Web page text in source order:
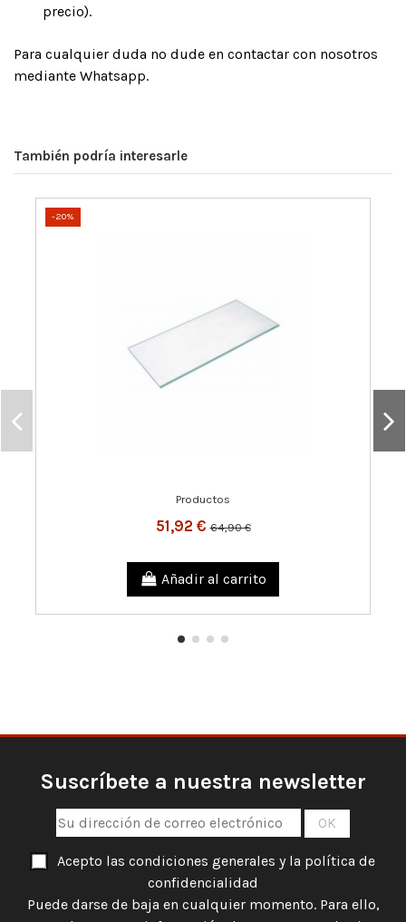
precio).
Para cualquier duda no dude en contactar con nosotros
mediante Whatsapp.
También podría interesarle
-20%
Productos
51,92 €64,90 €
Añadir al carrito
Suscríbete a nuestra newsletter
Acepto las condiciones generales y la política de
confidencialidad
Puede darse de baja en cualquier momento. Para ello,